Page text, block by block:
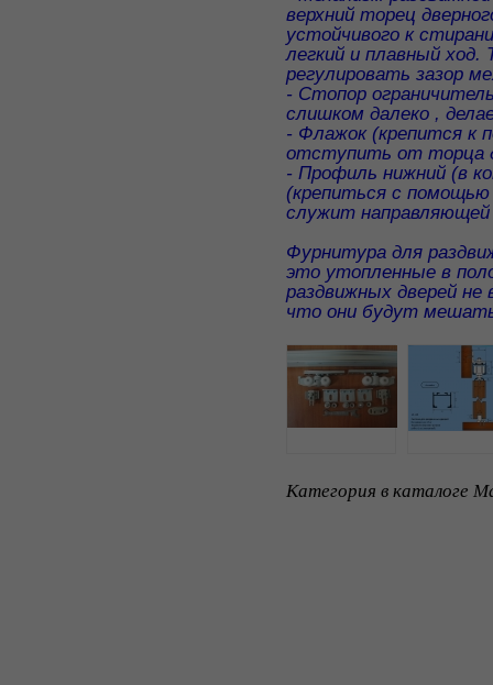
верхний торец
устойчивого к
легкий и плавный
регулировать зазор
- Стопор
слишком далеко ,
- Флажок (крепится к
отступить от торца
- Профиль нижний (в
(крепиться с
служит направляющей
Фурнитура для
это утопленные в
раздвижных дверей
что они будут
Категория в каталоге